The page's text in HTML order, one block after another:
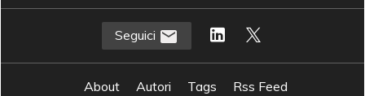
Seguici
About Autori Tags
Rss Feed